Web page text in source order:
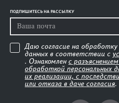
ПОДПИШИТЕСЬ НА РАССЫЛКУ
Даю согласие на
данных в соответствии с
. Ознакомлен с
обработкой персональных
их реализации, с
или отказа в даче согласия.